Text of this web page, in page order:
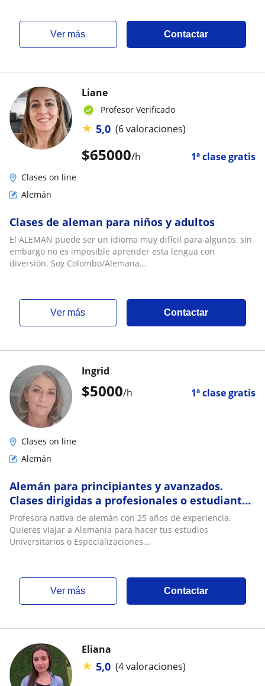
ver más Contactar
$65000/h 1ª clase gratis
Liane
Profesor Verificado
★ 5,0 (6 valoraciones)
Clases on line
Alemán
Clases de aleman para niños y adultos
El ALEMAN puede ser un idioma muy difícil para algunos, sin
embargo no es imposible aprender esta lengua con
diversión. Soy Colombo/Alemana...
ver más Contactar
$5000/h 1ª clase gratis
Ingrid
Clases on line
Alemán
Alemán para principiantes y avanzados.
Clases dirigidas a profesionales o estudiantes
universitarios
Profesora nativa de alemán con 25 años de experiencia.
Quieres viajar a Alemania para hacer tus estudios
Universitarios o Especializaciones...
ver más Contactar
Eliana
★ 5,0 (4 valoraciones)